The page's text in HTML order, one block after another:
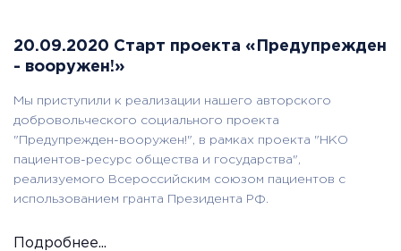
20.09.2020 Старт проекта «Предупрежден
- вооружен!»
Мы приступили к реализации нашего авторского
добровольческого социального проекта
"Предупрежден-вооружен!", в рамках проекта "НКО
пациентов-ресурс общества и государства",
реализуемого Всероссийским союзом пациентов с
использованием гранта Президента РФ.
Подробнее...